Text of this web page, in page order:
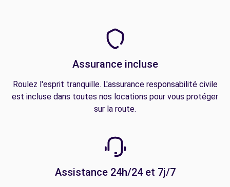
Assurance incluse
Roulez l'esprit tranquille. L'assurance responsabilité civile
est incluse dans toutes nos locations pour vous protéger
sur la route.
Assistance 24h/24 et 7j/7